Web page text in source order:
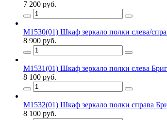
7 200 руб.
М1530(01) Шкаф зеркало полки слева/
8 900 руб.
М1531(01) Шкаф зеркало полки слева
8 100 руб.
М1532(01) Шкаф зеркало полки справа
8 100 руб.